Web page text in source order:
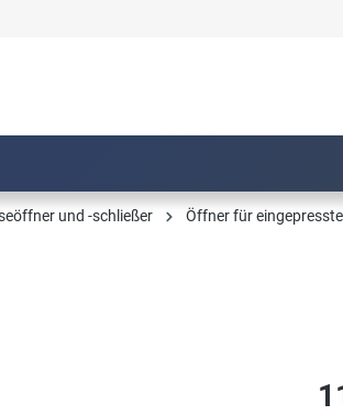
und -schließer Öffner für